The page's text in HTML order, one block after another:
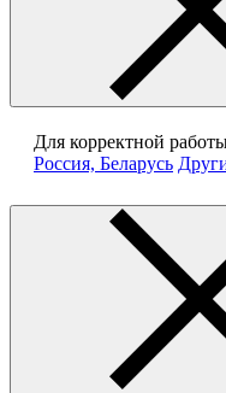
Для корректной
Россия, Беларусь